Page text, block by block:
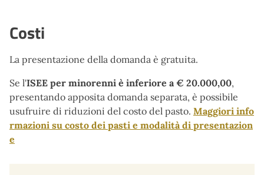
Costi
La presentazione della domanda è gratuita.
Se l'ISEE per minorenni è inferiore a € 20.000,00,
presentando apposita domanda separata, è possibile
usufruire di riduzioni del costo del pasto. Maggiori info
rmazioni su costo dei pasti e modalità di presentazion
e